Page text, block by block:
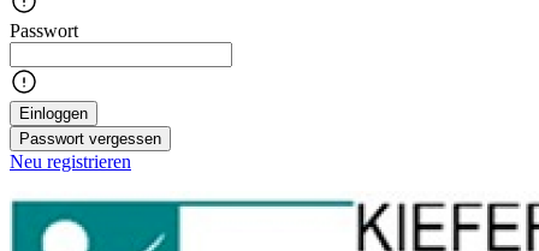
Passwort
Einloggen
Passwort vergessen
Neu registrieren